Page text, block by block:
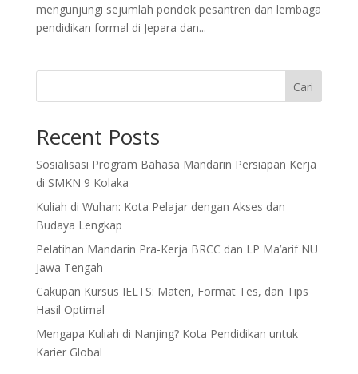
mengunjungi sejumlah pondok pesantren dan lembaga
pendidikan formal di Jepara dan...
Cari
Recent Posts
Sosialisasi Program Bahasa Mandarin Persiapan Kerja
di SMKN 9 Kolaka
Kuliah di Wuhan: Kota Pelajar dengan Akses dan
Budaya Lengkap
Pelatihan Mandarin Pra-Kerja BRCC dan LP Ma’arif NU
Jawa Tengah
Cakupan Kursus IELTS: Materi, Format Tes, dan Tips
Hasil Optimal
Mengapa Kuliah di Nanjing? Kota Pendidikan untuk
Karier Global